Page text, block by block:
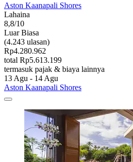
Aston Kaanapali Shores
Lahaina
8,8/10
Luar Biasa
(4.243 ulasan)
Rp4.280.962
total Rp5.613.199
termasuk pajak & biaya lainnya
13 Agu - 14 Agu
Aston Kaanapali Shores